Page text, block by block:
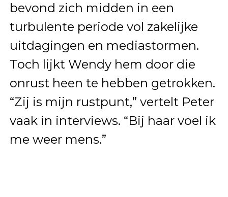
bevond zich midden in een
turbulente periode vol zakelijke
uitdagingen en mediastormen.
Toch lijkt Wendy hem door die
onrust heen te hebben getrokken.
“Zij is mijn rustpunt,” vertelt Peter
vaak in interviews. “Bij haar voel ik
me weer mens.”